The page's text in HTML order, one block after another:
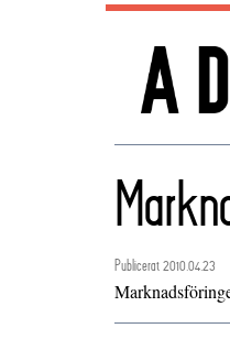
Publicerat 2010.04.23